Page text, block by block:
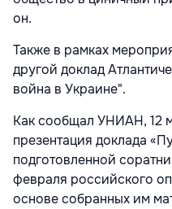
он.
Также в рамках
другой доклад
война в Украине".
Как сообщал УНИАН, 12
презентация доклада
подготовленной
февраля российского
основе собранных им